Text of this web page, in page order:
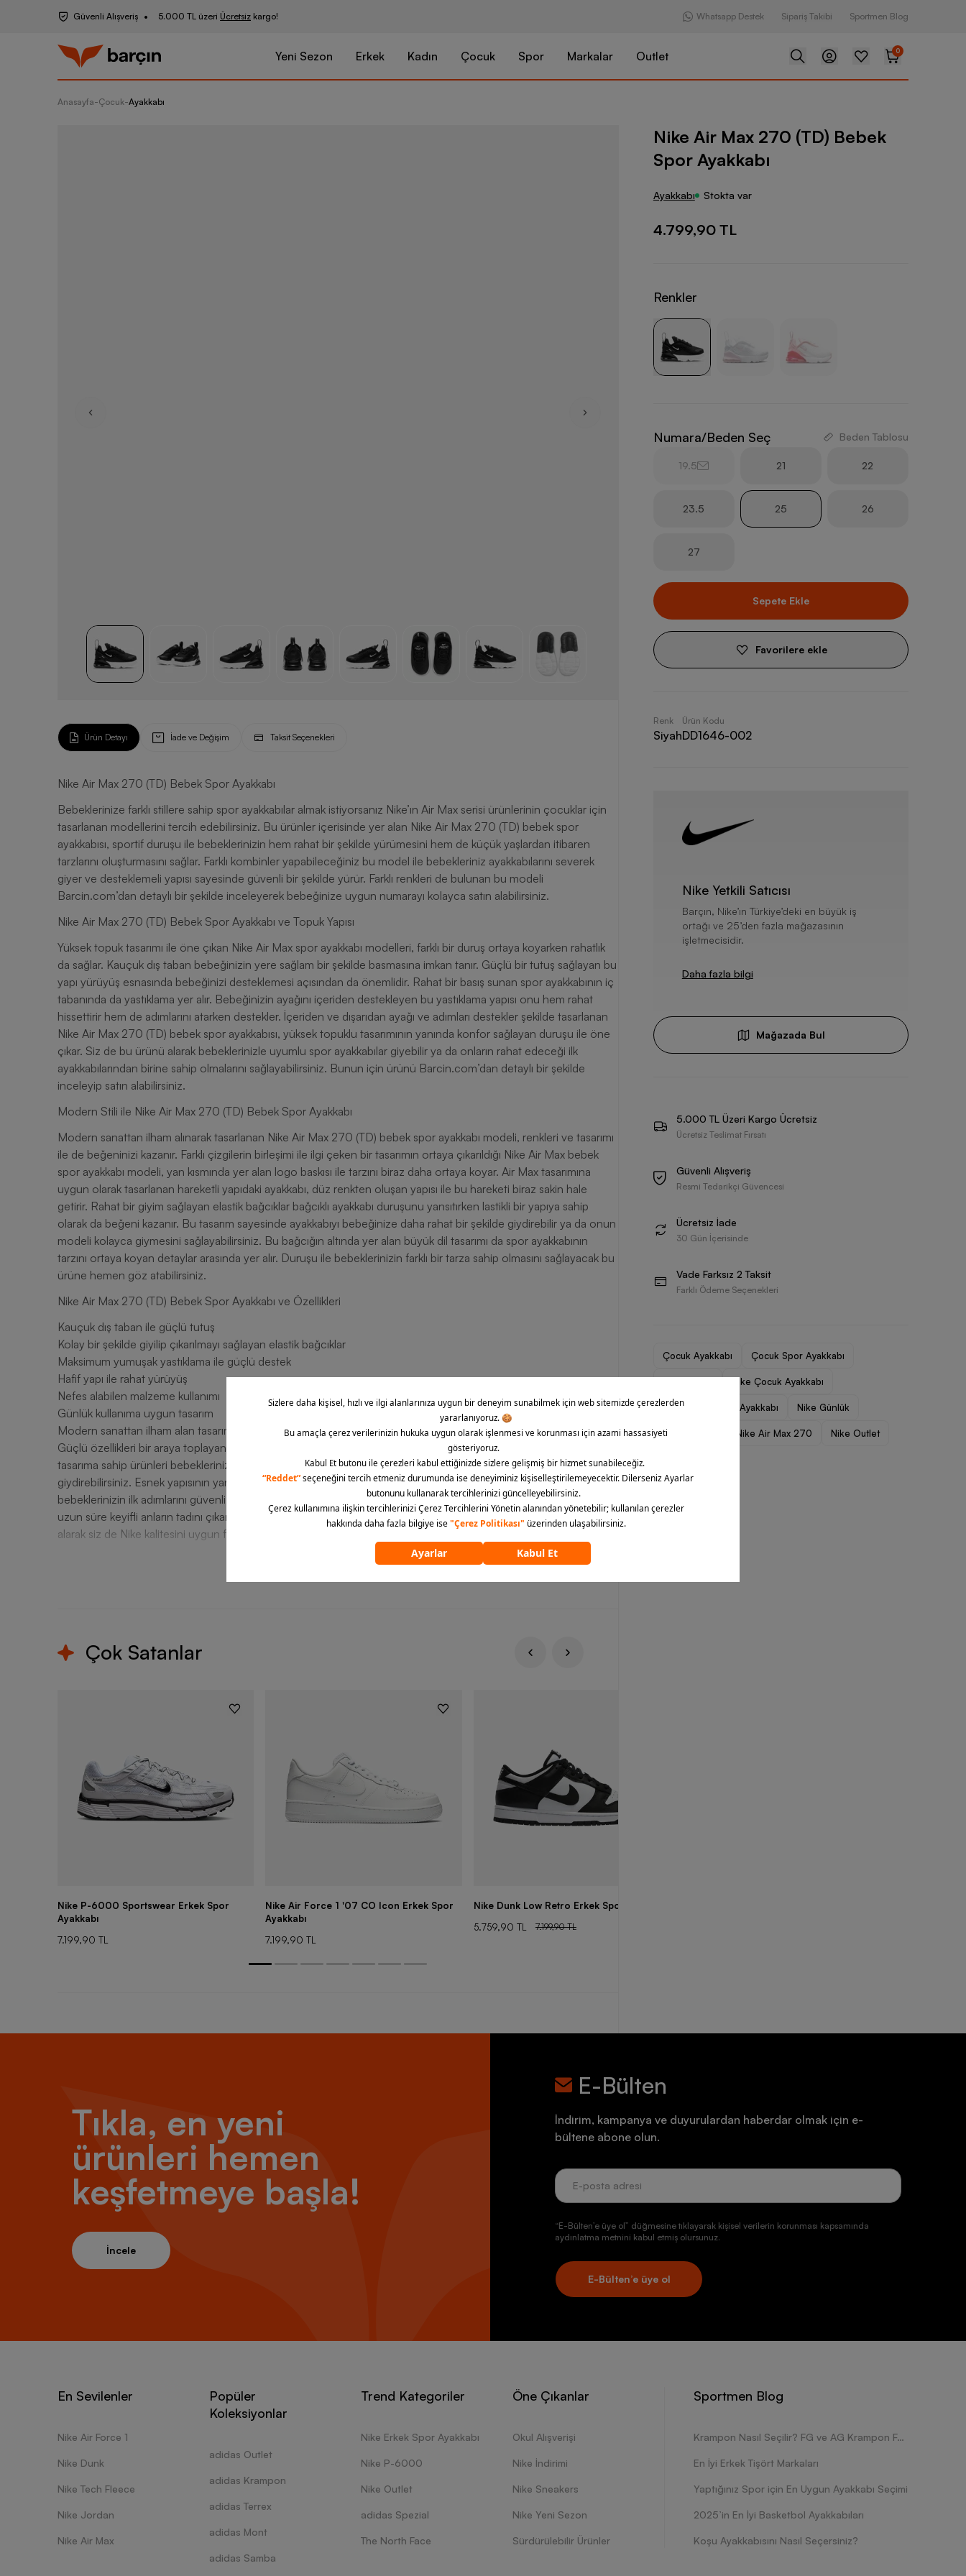
Güvenli Alışveriş 5.000 TL üzeri Ücretsiz kargo! Whatsapp Destek Sipariş Takibi Sportmen Blog
Yeni Sezon Erkek Kadın Çocuk Spor Markalar Outlet 0
Anasayfa-Çocuk-Ayakkabı
Nike Air Max 270 (TD) Bebek Spor Ayakkabı
Ürün Detayı İade ve Değişim Taksit Seçenekleri
Nike Air Max 270 (TD) Bebek Spor Ayakkabı
Bebeklerinize farklı stillere sahip spor ayakkabılar almak istiyorsanız Nike’ın Air Max serisi ürünlerinin çocuklar için
tasarlanan modellerini tercih edebilirsiniz. Bu ürünler içerisinde yer alan Nike Air Max 270 (TD) bebek spor
ayakkabısı, sportif duruşu ile bebeklerinizin hem rahat bir şekilde yürümesini hem de küçük yaşlardan itibaren
tarzlarını oluşturmasını sağlar. Farklı kombinler yapabileceğiniz bu model ile bebekleriniz ayakkabılarını severek
giyer ve desteklemeli yapısı sayesinde güvenli bir şekilde yürür. Farklı renkleri de bulunan bu modeli
Barcin.com’dan detaylı bir şekilde inceleyerek bebeğinize uygun numarayı kolayca satın alabilirsiniz.
Nike Air Max 270 (TD) Bebek Spor Ayakkabı ve Topuk Yapısı
Yüksek topuk tasarımı ile öne çıkan Nike Air Max spor ayakkabı modelleri, farklı bir duruş ortaya koyarken rahatlık
da sağlar. Kauçuk dış taban bebeğinizin yere sağlam bir şekilde basmasına imkan tanır. Güçlü bir tutuş sağlayan bu
yapı yürüyüş esnasında bebeğinizi desteklemesi açısından da önemlidir. Rahat bir basış sunan spor ayakkabının iç
tabanında da yastıklama yer alır. Bebeğinizin ayağını içeriden destekleyen bu yastıklama yapısı onu hem rahat
hissettirir hem de adımlarını atarken destekler. İçeriden ve dışarıdan ayağı ve adımları destekler şekilde tasarlanan
Nike Air Max 270 (TD) bebek spor ayakkabısı, yüksek topuklu tasarımının yanında konfor sağlayan duruşu ile öne
çıkar. Siz de bu ürünü alarak bebeklerinizle uyumlu spor ayakkabılar giyebilir ya da onların rahat edeceği ilk
ayakkabılarından birine sahip olmalarını sağlayabilirsiniz. Bunun için ürünü Barcin.com’dan detaylı bir şekilde
inceleyip satın alabilirsiniz.
Modern Stili ile Nike Air Max 270 (TD) Bebek Spor Ayakkabı
Modern sanattan ilham alınarak tasarlanan Nike Air Max 270 (TD) bebek spor ayakkabı modeli, renkleri ve tasarımı
ile de beğeninizi kazanır. Farklı çizgilerin birleşimi ile ilgi çeken bir tasarımın ortaya çıkarıldığı Nike Air Max bebek
spor ayakkabı modeli, yan kısmında yer alan logo baskısı ile tarzını biraz daha ortaya koyar. Air Max tasarımına
uygun olarak tasarlanan hareketli yapıdaki ayakkabı, düz renkten oluşan yapısı ile bu hareketi biraz sakin hale
getirir. Rahat bir giyim sağlayan elastik bağcıklar bağcıklı ayakkabı duruşunu yansıtırken lastikli bir yapıya sahip
olarak da beğeni kazanır. Bu tasarım sayesinde ayakkabıyı bebeğinize daha rahat bir şekilde giydirebilir ya da onun
modeli kolayca giymesini sağlayabilirsiniz. Bu bağcığın altında yer alan büyük dil tasarımı da spor ayakkabının
tarzını ortaya koyan detaylar arasında yer alır. Duruşu ile bebeklerinizin farklı bir tarza sahip olmasını sağlayacak bu
ürüne hemen göz atabilirsiniz.
Nike Air Max 270 (TD) Bebek Spor Ayakkabı ve Özellikleri
Kauçuk dış taban ile güçlü tutuş
Kolay bir şekilde giyilip çıkarılmayı sağlayan elastik bağcıklar
Maksimum yumuşak yastıklama ile güçlü destek
Hafif yapı ile rahat yürüyüş
Nefes alabilen malzeme kullanımı
Günlük kullanıma uygun tasarım
Modern sanattan ilham alan tasarım
Güçlü özellikleri bir araya toplayan Nike Air Max 270 (TD) bebek spor ayakkabısı ile modern sanattan ilham alan
tasarıma sahip ürünleri bebeklerinizle buluşturabilir, onlara rahatlığın yanında şık duruşu olan ürünler de
giydirebilirsiniz. Esnek yapısının yanında güçlü tutuş sağlayan kauçuk tabanı ve yastıklama desteği ile
bebeklerinizin ilk adımlarını güvenli bir şekilde atmalarını sağlayabilirsiniz. Severek giyecekleri bu ürün ile bebekler
uzun süre keyifli anların tadını çıkarabilir, gönüllerince koşup oynayabilirler. Bu ürünü Barcin.com üzerinden satın
alarak siz de Nike kalitesini uygun fiyatlı ve güvenilir şekilde bebekleriniz ile buluşturabilirsiniz.
Tümünü göster
Çok Satanlar
Nike P-6000 Sportswear Erkek Spor
Ayakkabı
7.199,90 TL
Nike Air Force 1 '07 CO Icon Erkek Spor
Ayakkabı
7.199,90 TL
Nike Dunk Low Retro Erkek Spor Ayakkabı
5.759,90 TL
7.199,90 TL
Nike Air Max 270 (TD) Bebek
Spor Ayakkabı
Ayakkabı Stokta var
4.799,90 TL
Renkler
Numara/Beden Seç Beden Tablosu
19.5 21 22
23.5 25 26
27
Sepete Ekle
Favorilere ekle
Renk
Siyah
Ürün Kodu
DD1646-002
Nike Yetkili Satıcısı
Barçın, Nike’ın Türkiye’deki en büyük iş
ortağı ve 25’den fazla mağazasının
işletmecisidir.
Daha fazla bilgi
Mağazada Bul
5.000 TL Üzeri Kargo Ücretsiz
Ücretsiz Teslimat Fırsatı
Güvenli Alışveriş
Resmi Tedarikçi Güvencesi
Ücretsiz İade
30 Gün İçerisinde
Vade Farksız 2 Taksit
Farklı Ödeme Seçenekleri
Çocuk Ayakkabı Çocuk Spor Ayakkabı
Nike Çocuk Ayakkabı
Nike Çocuk Spor Ayakkabı Nike Günlük
Nike Air Max Nike Air Max 270 Nike Outlet
Tıkla, en yeni
ürünleri hemen
keşfetmeye başla!
İncele
E-Bülten
İndirim, kampanya ve duyurulardan haberdar olmak için e-
bültene abone olun.
“E-Bülten’e üye ol” düğmesine tıklayarak kişisel verilerin korunması kapsamında
aydınlatma metnini kabul etmiş olursunuz.
E-Bülten’e üye ol
En Sevilenler
Nike Air Force 1
Nike Dunk
Nike Tech Fleece
Nike Jordan
Nike Air Max
Popüler
Koleksiyonlar
adidas Outlet
adidas Krampon
adidas Terrex
adidas Mont
adidas Samba
Trend Kategoriler
Nike Erkek Spor Ayakkabı
Nike P-6000
Nike Outlet
adidas Spezial
The North Face
Öne Çıkanlar
Okul Alışverişi
Nike İndirimi
Nike Sneakers
Nike Yeni Sezon
Sürdürülebilir Ürünler
Sportmen Blog
Krampon Nasıl Seçilir? FG ve AG Krampon Farkları Nelerdir?
En İyi Erkek Tişört Markaları
Yaptığınız Spor için En Uygun Ayakkabı Seçimi
2025’in En İyi Basketbol Ayakkabıları
Koşu Ayakkabısını Nasıl Seçersiniz?